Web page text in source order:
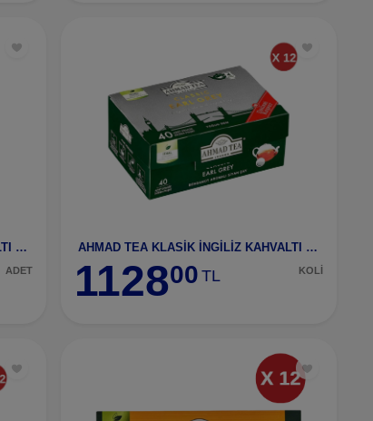
AHMAD TEA KLASİK İNGİLİZ KAHVALTI 40 DEMLİK ÇAY-2
ADET
AHMAD TEA KLASİK İNGİLİZ KAHVALTI 40 DEMLİK ÇAY-2 12 ADET
112800 TL KOLİ